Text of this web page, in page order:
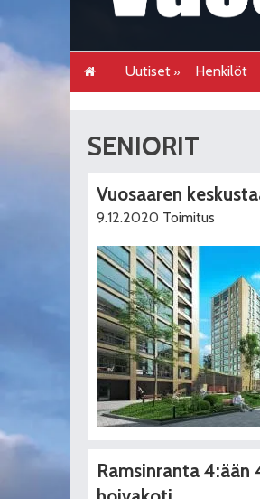
Uutiset Henkilöt
SENIORIT
Vuosaaren
9.12.2020 Toimitus
Ramsinranta